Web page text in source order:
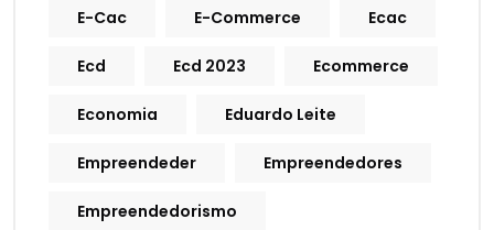
E-Cac E-Commerce Ecac
Ecd Ecd 2023 Ecommerce
Economia Eduardo Leite
Empreendeder Empreendedores
Empreendedorismo